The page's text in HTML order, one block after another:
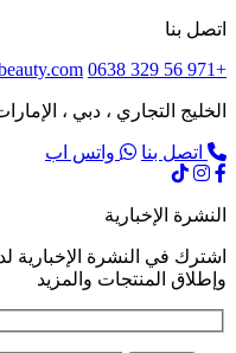
اتصل بنا
+971 56 329 0638
الخليج التجاري ، دبي ،
اتصل بنا واتس اب
النشرة الإخبارية
اشترك في النشرة
وإطلاق المنتجات والمزيد